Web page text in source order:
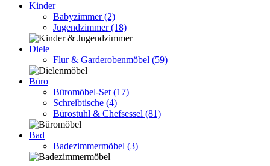
Kinder
Babyzimmer(2)
Jugendzimmer(18)
Diele
Flur & Garderobenmöbel (59)
Büro
Büromöbel-Set (17)
Schreibtische (4)
Bürostuhl & Chefsessel (81)
Bad
Badezimmermöbel (3)